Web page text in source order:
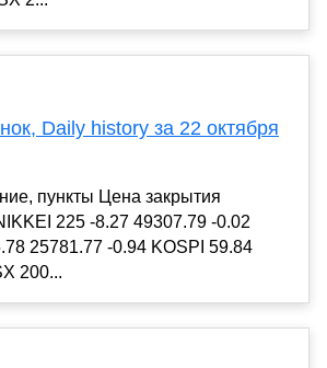
Daily history за 22 октября
пункты Цена закрытия
225 -8.27 49307.79 -0.02
25781.77 -0.94 KOSPI 59.84
200...